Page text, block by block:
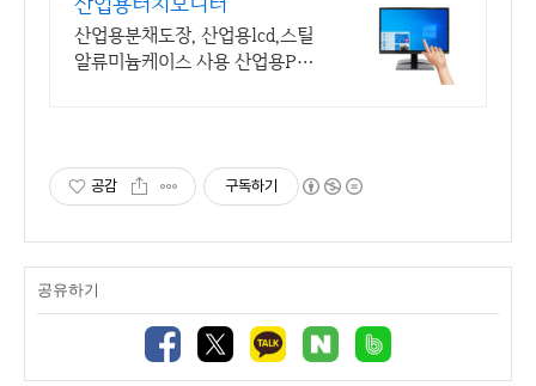
산업용분채도장, 산업용lcd,스틸
알류미늄케이스 사용 산업용PC
공감 구독하기
공유하기